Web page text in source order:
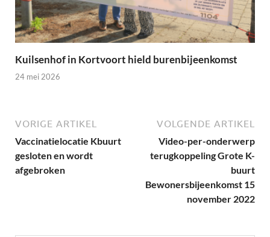
Kuilsenhof in Kortvoort hield burenbijeenkomst
24 mei 2026
VORIGE ARTIKEL
Vaccinatielocatie Kbuurt
gesloten en wordt
afgebroken
VOLGENDE ARTIKEL
Video-per-onderwerp
terugkoppeling Grote K-
buurt
Bewonersbijeenkomst 15
november 2022